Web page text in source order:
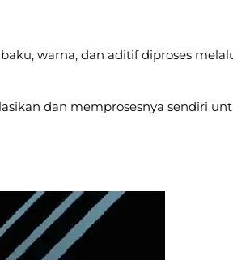
warna, dan aditif diproses
dan memprosesnya sendiri